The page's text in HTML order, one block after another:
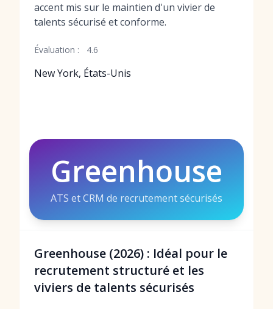
accent mis sur le maintien d'un vivier de
talents sécurisé et conforme.
Évaluation : 4.6
New York, États-Unis
Greenhouse
ATS et CRM de recrutement sécurisés
Greenhouse (2026) : Idéal pour le
recrutement structuré et les
viviers de talents sécurisés